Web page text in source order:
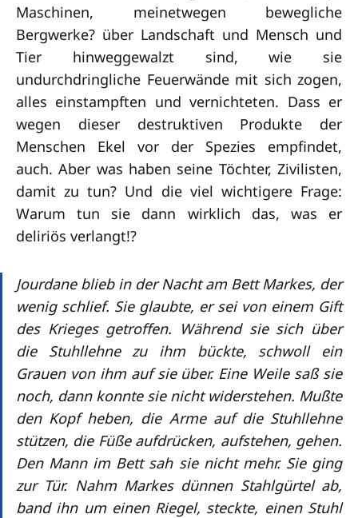
Maschinen, meinetwegen bewegliche
Bergwerke? über Landschaft und Mensch und
Tier hinweggewalzt sind, wie sie
undurchdringliche Feuerwände mit sich zogen,
alles einstampften und vernichteten. Dass er
wegen dieser destruktiven Produkte der
Menschen Ekel vor der Spezies empfindet,
auch. Aber was haben seine Töchter, Zivilisten,
damit zu tun? Und die viel wichtigere Frage:
Warum tun sie dann wirklich das, was er
deliriös verlangt!?
Jourdane blieb in der Nacht am Bett Markes, der
wenig schlief. Sie glaubte, er sei von einem Gift
des Krieges getroffen. Während sie sich über
die Stuhllehne zu ihm bückte, schwoll ein
Grauen von ihm auf sie über. Eine Weile saß sie
noch, dann konnte sie nicht widerstehen. Mußte
den Kopf heben, die Arme auf die Stuhllehne
stützen, die Füße aufdrücken, aufstehen, gehen.
Den Mann im Bett sah sie nicht mehr. Sie ging
zur Tür. Nahm Markes dünnen Stahlgürtel ab,
band ihn um einen Riegel, steckte, einen Stuhl